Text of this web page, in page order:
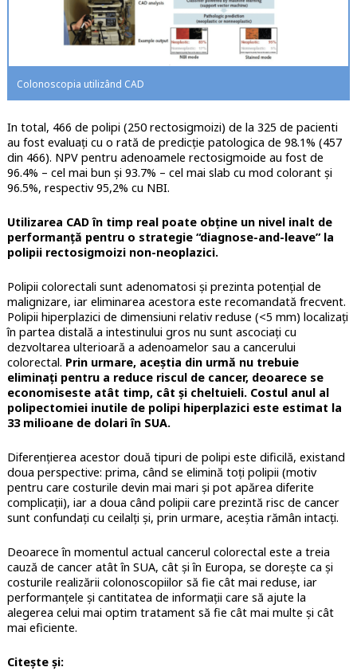
Colonoscopia utilizând CAD
In total, 466 de polipi (250 rectosigmoizi) de la 325 de pacienti
au fost evaluați cu o rată de predicție patologica de 98.1% (457
din 466). NPV pentru adenoamele rectosigmoide au fost de
96.4% – cel mai bun și 93.7% – cel mai slab cu mod colorant și
96.5%, respectiv 95,2% cu NBI.
Utilizarea CAD în timp real poate obține un nivel inalt de
performanță pentru o strategie “diagnose-and-leave” la
polipii rectosigmoizi non-neoplazici.
Polipii colorectali sunt adenomatosi și prezinta potențial de
malignizare, iar eliminarea acestora este recomandată frecvent.
Polipii hiperplazici de dimensiuni relativ reduse (<5 mm) localizați
în partea distală a intestinului gros nu sunt ascociați cu
dezvoltarea ulterioară a adenoamelor sau a cancerului
colorectal. Prin urmare, aceștia din urmă nu trebuie
eliminați pentru a reduce riscul de cancer, deoarece se
economiseste atât timp, cât și cheltuieli. Costul anul al
polipectomiei inutile de polipi hiperplazici este estimat la
33 milioane de dolari în SUA.
Diferențierea acestor două tipuri de polipi este dificilă, existand
doua perspective: prima, când se elimină toți polipii (motiv
pentru care costurile devin mai mari și pot apărea diferite
complicații), iar a doua când polipii care prezintă risc de cancer
sunt confundați cu ceilalți și, prin urmare, aceștia rămân intacți.
Deoarece în momentul actual cancerul colorectal este a treia
cauză de cancer atât în SUA, cât și în Europa, se dorește ca și
costurile realizării colonoscopiilor să fie cât mai reduse, iar
performanțele și cantitatea de informații care să ajute la
alegerea celui mai optim tratament să fie cât mai multe și cât
mai eficiente.
Citește și: